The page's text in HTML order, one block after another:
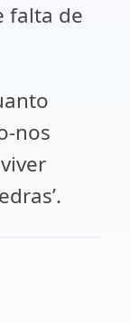
falta de
nos